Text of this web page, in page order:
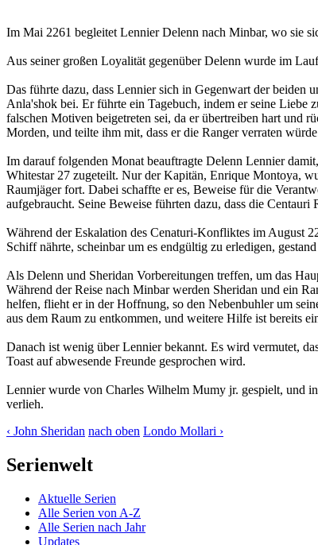
Im Mai 2261 begleitet Lennier Delenn nach Minbar, wo sie
Aus seiner großen Loyalität gegenüber Delenn wurde im
Das führte dazu, dass Lennier sich in Gegenwart der
Anla'shok bei. Er führte ein Tagebuch, indem er seine Liebe
falschen Motiven beigetreten sei, da er übertreiben hart und
Morden, und teilte ihm mit, dass er die Ranger verraten
Im darauf folgenden Monat beauftragte Delenn Lennier
Whitestar 27 zugeteilt. Nur der Kapitän, Enrique Montoya,
Raumjäger fort. Dabei schaffte er es, Beweise für die
aufgebraucht. Seine Beweise führten dazu, dass die
Während der Eskalation des Cenaturi-Konfliktes im August
Schiff nährte, scheinbar um es endgültig zu erledigen,
Als Delenn und Sheridan Vorbereitungen treffen, um das
Während der Reise nach Minbar werden Sheridan und ein
helfen, flieht er in der Hoffnung, so den Nebenbuhler um
aus dem Raum zu entkommen, und weitere Hilfe ist bereits
Danach ist wenig über Lennier bekannt. Es wird vermutet,
Toast auf abwesende Freunde gesprochen wird.
Lennier wurde von Charles Wilhelm Mumy jr. gespielt, und
verlieh.
‹ John Sheridan nach oben Londo Mollari ›
Serienwelt
Aktuelle Serien
Alle Serien von A-Z
Alle Serien nach Jahr
Updates